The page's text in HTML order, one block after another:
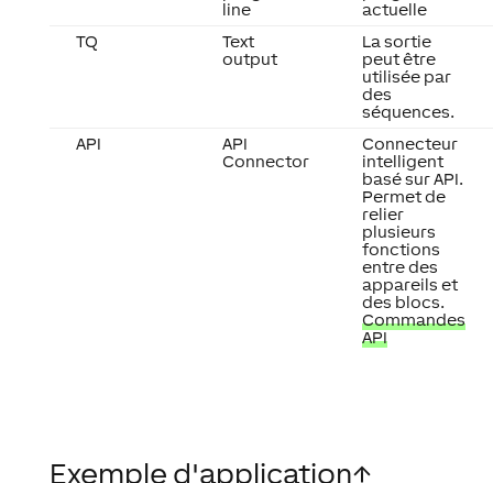
line
actuelle
TQ
Text
output
La sortie
peut être
utilisée par
des
séquences.
API
API
Connector
Connecteur
intelligent
basé sur API.
Permet de
relier
plusieurs
fonctions
entre des
appareils et
des blocs.
Commandes
API
Exemple d'application↑